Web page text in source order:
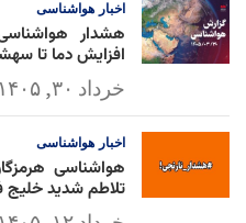
اخبار هواشناسی
هشدار
افزایش دما تا
خرداد ۳۰, ۱۴۰۵
اخبار هواشناسی
هواشناسی
تلاطم شدید خلیج